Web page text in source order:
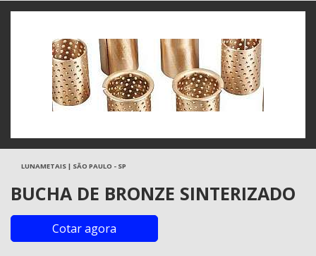
LUNAMETAIS | SÃO PAULO - SP
BUCHA DE BRONZE SINTERIZADO
Cotar agora